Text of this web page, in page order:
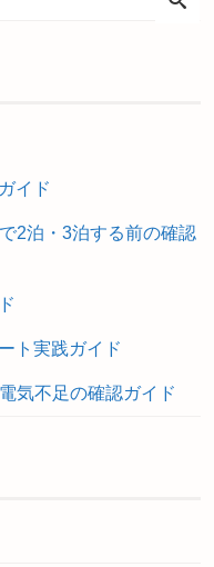
イド
2泊・3泊する前の確認
ト実践ガイド
気不足の確認ガイド